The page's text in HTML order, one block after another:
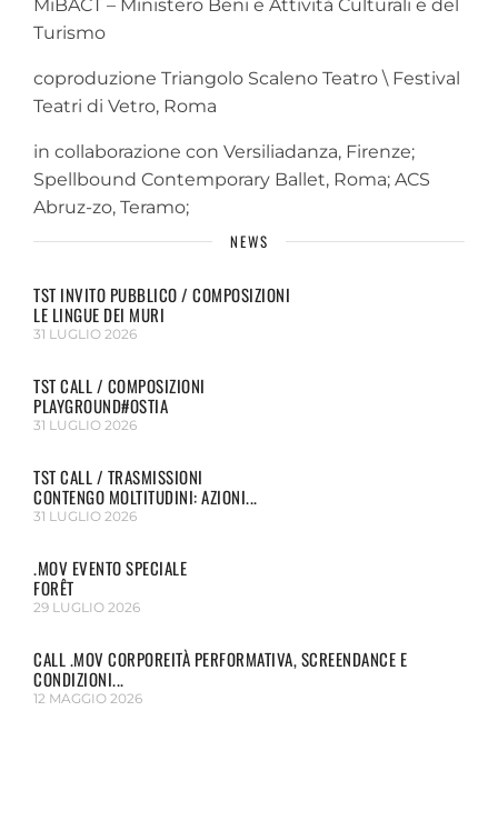
MiBACT – Ministero Beni e Attività Culturali e del
Turismo
coproduzione Triangolo Scaleno Teatro \ Festival
Teatri di Vetro, Roma
in collaborazione con Versiliadanza, Firenze;
Spellbound Contemporary Ballet, Roma; ACS
Abruz-zo, Teramo;
NEWS
TST INVITO PUBBLICO / COMPOSIZIONI
LE LINGUE DEI MURI
31 LUGLIO 2026
TST CALL / COMPOSIZIONI
PLAYGROUND#OSTIA
31 LUGLIO 2026
TST CALL / TRASMISSIONI
CONTENGO MOLTITUDINI: AZIONI...
31 LUGLIO 2026
.MOV EVENTO SPECIALE
FORÊT
29 LUGLIO 2026
CALL .MOV CORPOREITÀ PERFORMATIVA, SCREENDANCE E
CONDIZIONI...
12 MAGGIO 2026